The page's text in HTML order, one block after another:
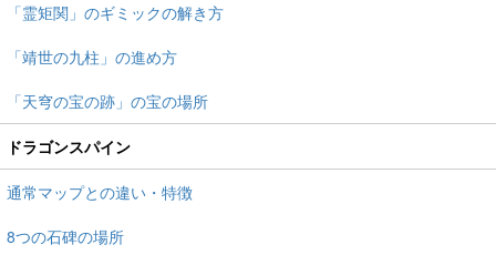
「霊矩関」のギミックの解き方
「靖世の九柱」の進め方
「天穹の宝の跡」の宝の場所
ドラゴンスパイン
通常マップとの違い・特徴
8つの石碑の場所